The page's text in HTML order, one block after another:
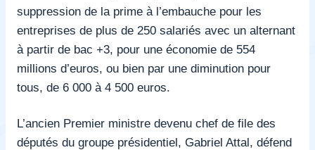
suppression de la prime à l’embauche pour les
entreprises de plus de 250 salariés avec un alternant
à partir de bac +3, pour une économie de 554
millions d’euros, ou bien par une diminution pour
tous, de 6 000 à 4 500 euros.
L’ancien Premier ministre devenu chef de file des
députés du groupe présidentiel, Gabriel Attal, défend